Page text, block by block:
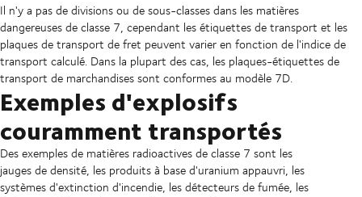
Il n'y a pas de divisions ou de sous-classes dans les matières
dangereuses de classe 7, cependant les étiquettes de transport et les
plaques de transport de fret peuvent varier en fonction de l'indice de
transport calculé. Dans la plupart des cas, les plaques-étiquettes de
transport de marchandises sont conformes au modèle 7D.
Exemples d'explosifs
couramment transportés
Des exemples de matières radioactives de classe 7 sont les
jauges de densité, les produits à base d'uranium appauvri, les
systèmes d'extinction d'incendie, les détecteurs de fumée, les